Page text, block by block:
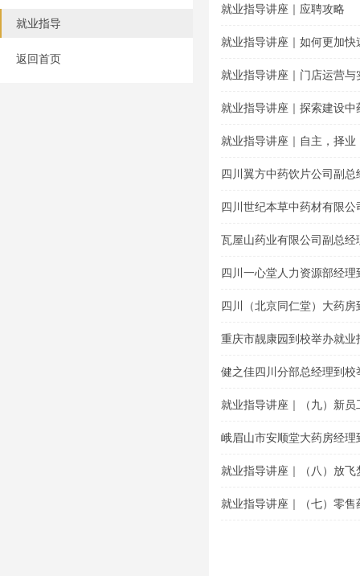
就业指导
返回首页
就业指导讲座｜应聘攻略
就业指导讲座｜如何更加快
就业指导讲座｜门店运营与
就业指导讲座｜探索建设中
就业指导讲座｜自主，择业
四川翼方中药饮片公司副
题讲座
四川世纪本草中药材有限
导专题讲座
瓦屋山药业有限公司副总
讲座
四川一心堂人力资源部经
座
四川（北京同仁堂）大药
座
重庆市靓康园到校举办就业
健之佳四川分部总经理到校
就业指导讲座｜（九）新员
峨眉山市安顺堂大药房经
就业指导讲座｜（八）放飞
就业指导讲座｜（七）零售